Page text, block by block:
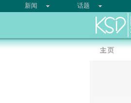
新闻 话题